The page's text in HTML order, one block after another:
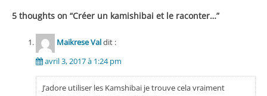
5 thoughts on “Créer un kamishibai et le raconter…”
Maikrese Valdit :
avril 3, 2017 à 1:24 pm
J’adore utiliser les Kamshibai je trouve cela vraiment